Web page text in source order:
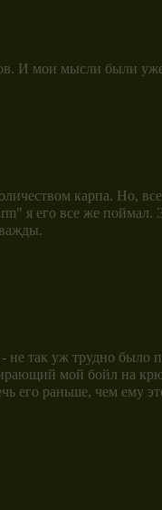
И мои мысли были
карпа. Но,
я его все же поймал.
так уж трудно было
мой бойл на
его раньше, чем ему